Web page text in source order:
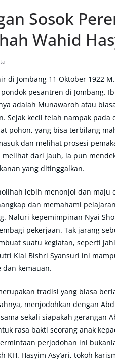
Sosok
Wahid
di Jombang 11 Oktober 1922
pesantren di Jombang.
adalah Munawaroh atau
Sejak kecil telah nampak
pohon, yang bisa terbilang
dan melihat prosesi
dari jauh, ia pun
yang ditinggalkan.
lebih menonjol dan
dan memahami
Naluri kepemimpinan Nyai
pekerjaan. Tak jarang
suatu kegiatan, seperti
Kiai Bishri Syansuri ini
kemauan.
tradisi yang biasa
menjodohkan dengan
sekali siapakah gerangan
rasa bakti seorang anak
perjodohan ini
Hasyim Asy’ari, tokoh